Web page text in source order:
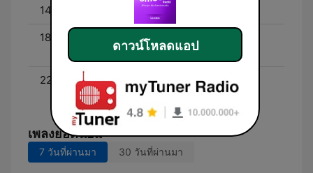
14:00 - 18:00 Margherita Taylor
18:00 - 22:00
The Smooth Sanctuary
with Gary Vincent
22:00 - 01:00
The Smooth Late Show
with Danny Pietroni
เพลงยอดนิยม
7 วันที่ผ่านมา 30 วันที่ผ่านมา
ดาวน์โหลดแอป